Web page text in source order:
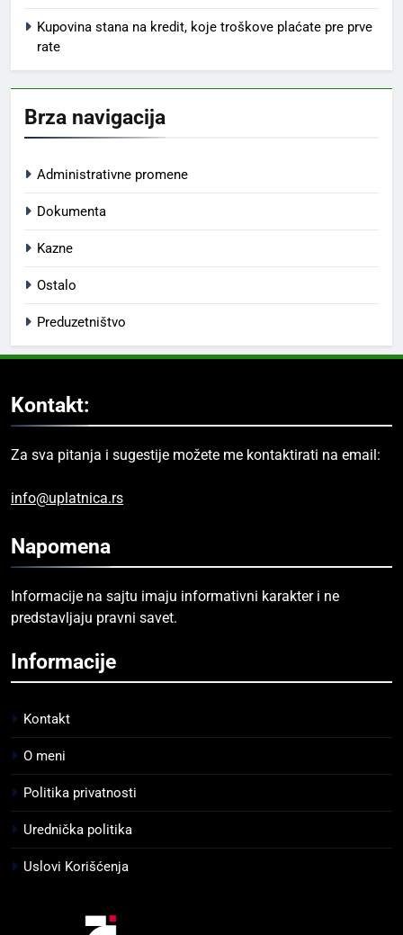
Kupovina stana na kredit, koje troškove plaćate pre prve
rate
Brza navigacija
Administrativne promene
Dokumenta
Kazne
Ostalo
Preduzetništvo
Kontakt:
Za sva pitanja i sugestije možete me kontaktirati na email:
info@uplatnica.rs
Napomena
Informacije na sajtu imaju informativni karakter i ne
predstavljaju pravni savet.
Informacije
Kontakt
O meni
Politika privatnosti
Urednička politika
Uslovi Korišćenja